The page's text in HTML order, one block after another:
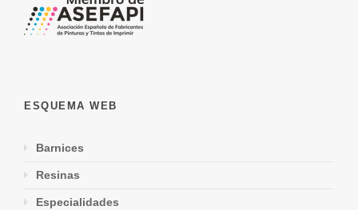
ESQUEMA WEB
Barnices
Resinas
Especialidades